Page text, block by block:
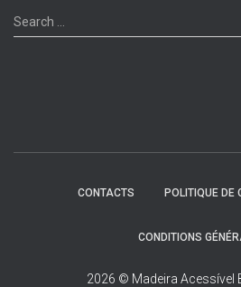
S
e
o
Search …
CONTACTS POLITIQUE DE
CONDITIONS
2026 © Madeira Acessível